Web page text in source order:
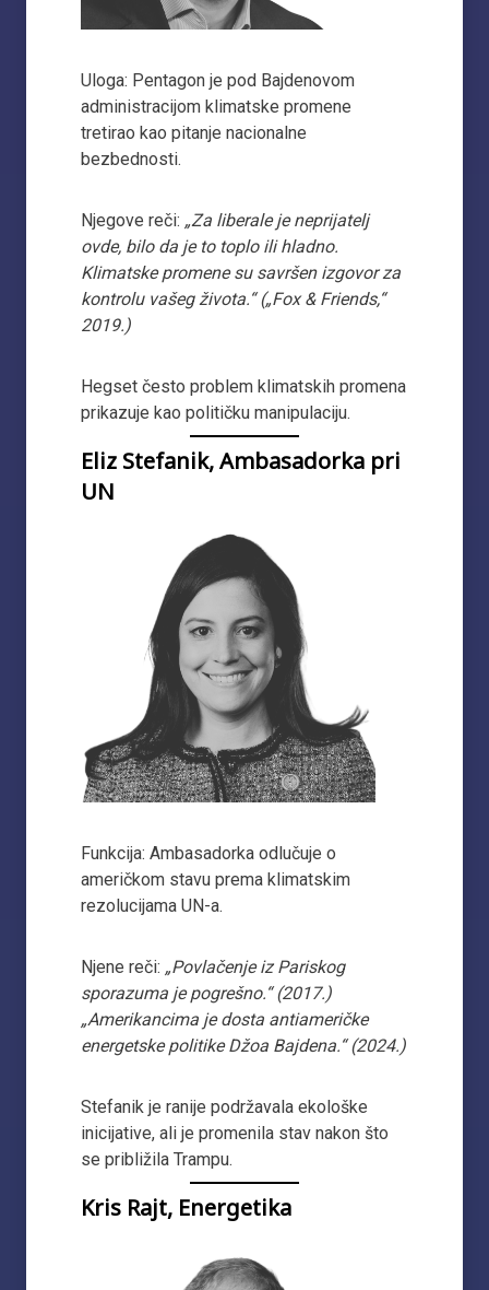
Uloga: Pentagon je pod Bajdenovom
administracijom klimatske promene
tretirao kao pitanje nacionalne
bezbednosti.
Njegove reči: „Za liberale je neprijatelj
ovde, bilo da je to toplo ili hladno.
Klimatske promene su savršen izgovor za
kontrolu vašeg života.“ („Fox & Friends,“
2019.)
Hegset često problem klimatskih promena
prikazuje kao političku manipulaciju.
Eliz Stefanik, Ambasadorka pri
UN
Funkcija: Ambasadorka odlučuje o
američkom stavu prema klimatskim
rezolucijama UN-a.
Njene reči: „Povlačenje iz Pariskog
sporazuma je pogrešno.“ (2017.)
„Amerikancima je dosta antiameričke
energetske politike Džoa Bajdena.“ (2024.)
Stefanik je ranije podržavala ekološke
inicijative, ali je promenila stav nakon što
se približila Trampu.
Kris Rajt, Energetika